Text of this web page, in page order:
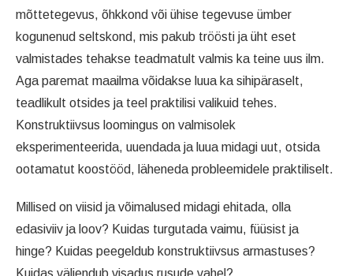
mõttetegevus, õhkkond või ühise tegevuse ümber
kogunenud seltskond, mis pakub tröösti ja üht eset
valmistades tehakse teadmatult valmis ka teine uus ilm.
Aga paremat maailma võidakse luua ka sihipäraselt,
teadlikult otsides ja teel praktilisi valikuid tehes.
Konstruktiivsus loomingus on valmisolek
eksperimenteerida, uuendada ja luua midagi uut, otsida
ootamatut koostööd, läheneda probleemidele praktiliselt.
Millised on viisid ja võimalused midagi ehitada, olla
edasiviiv ja loov? Kuidas turgutada vaimu, füüsist ja
hinge? Kuidas peegeldub konstruktiivsus armastuses?
Kuidas väljendub visadus rusude vahel?